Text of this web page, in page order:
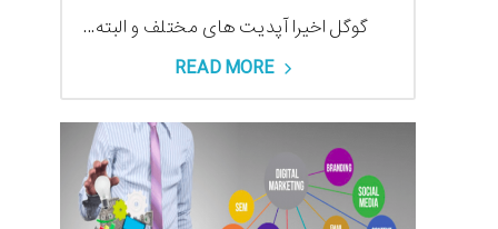
گوگل اخیرا آپدیت های مختلف و البته...
READ MORE